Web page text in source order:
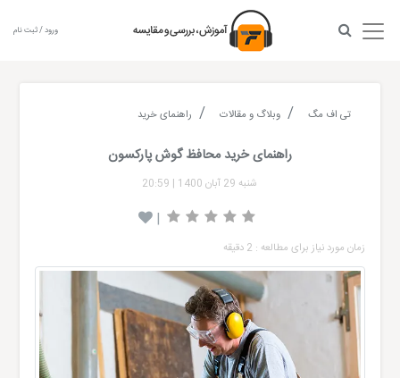
ورود / ثبت نام
تی اف مگ وبلاگ و مقالات راهنمای خرید
راهنمای خرید محافظ گوش پارکسون
شنبه 29 آبان 1400 |
20:59
|
زمان مورد نیاز برای مطالعه : 2 دقیقه